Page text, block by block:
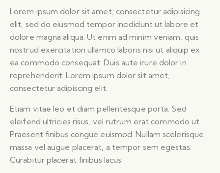
Lorem ipsum dolor sit amet, consectetur adipisicing
elit, sed do eiusmod tempor incididunt ut labore et
dolore magna aliqua. Ut enim ad minim veniam, quis
nostrud exercitation ullamco laboris nisi ut aliquip ex
ea commodo consequat. Duis aute irure dolor in
reprehenderit. Lorem ipsum dolor sit amet,
consectetur adipiscing elit.
Etiam vitae leo et diam pellentesque porta. Sed
eleifend ultricies risus, vel rutrum erat commodo ut.
Praesent finibus congue euismod. Nullam scelerisque
massa vel augue placerat, a tempor sem egestas.
Curabitur placerat finibus lacus.